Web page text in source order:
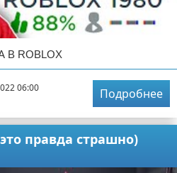
ROBLOX
06:00
Подробнее
правда страшно)